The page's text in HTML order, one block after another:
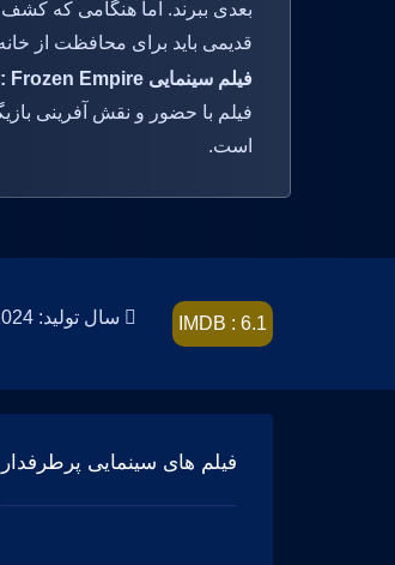
قدیمی باید برای محافظت از
فیلم سینمایی Ghostbusters: Frozen Empire
است.
IMDB : 6.1 سال تولید: 2024
فیلم های سینمایی پرطرفدار